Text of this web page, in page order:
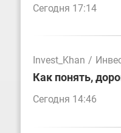
Сегодня 17:14
Invest_Khan /
Как понять,
Сегодня 14:46